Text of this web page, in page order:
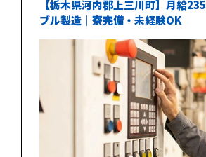
【栃木県河内郡上三川町】月給
ブル製造｜寮完備・未経験OK